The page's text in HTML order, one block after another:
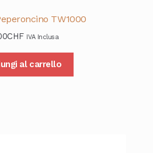
TW1000
CHF IVA Inclusa
al carrello